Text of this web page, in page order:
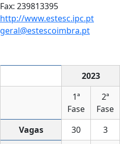
Fax: 239813395
http://www.estesc.ipc.pt
geral@estescoimbra.pt
2023
1ª
Fase
2ª
Fase
Vagas
30 3